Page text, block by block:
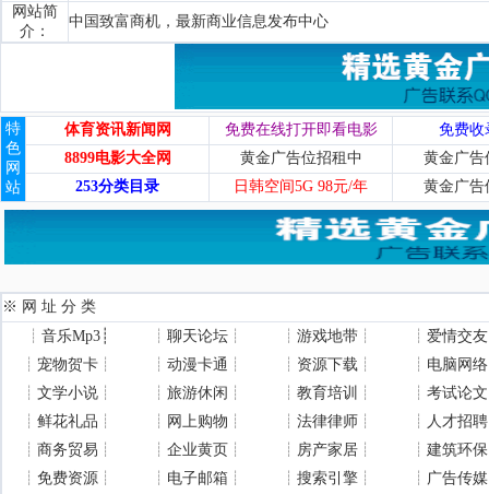
网站简
介：
中国致富商机，最新商业信息发布中心
特
色
网
站
体育资讯新闻网 免费在线打开即看电影
免费收
8899电影大全网
黄金广告位招租中
黄金广告
253分类目录
日韩空间5G 98元/年 黄金广告
※ 网 址 分 类
┊ 音乐Mp3 ┊ ┊ 聊天论坛 ┊ ┊ 游戏地带 ┊ ┊ 爱情交友
┊ 宠物贺卡 ┊ ┊ 动漫卡通 ┊ ┊ 资源下载 ┊ ┊ 电脑网络
┊ 文学小说 ┊ ┊ 旅游休闲 ┊ ┊ 教育培训 ┊ ┊ 考试论文
┊ 鲜花礼品 ┊ ┊ 网上购物 ┊ ┊ 法律律师 ┊ ┊ 人才招聘
┊ 商务贸易 ┊ ┊ 企业黄页 ┊ ┊ 房产家居 ┊ ┊ 建筑环保
┊ 免费资源 ┊ ┊ 电子邮箱 ┊ ┊ 搜索引擎 ┊ ┊ 广告传媒